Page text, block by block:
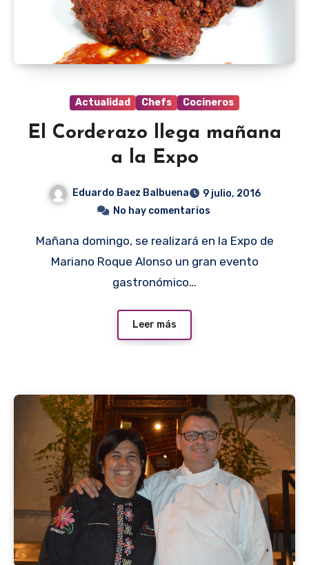
Actualidad Chefs Cocineros
El Corderazo llega mañana
a la Expo
Eduardo Baez Balbuena
9 julio, 2016
No hay comentarios
Mañana domingo, se realizará en la Expo de
Mariano Roque Alonso un gran evento
gastronómico…
Leer más